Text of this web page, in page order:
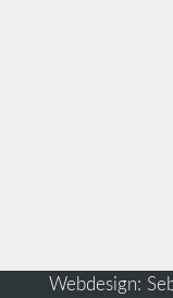
Webdesign: